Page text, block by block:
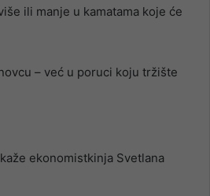
ili manje u kamatama koje će
– već u poruci koju tržište
ekonomistkinja Svetlana